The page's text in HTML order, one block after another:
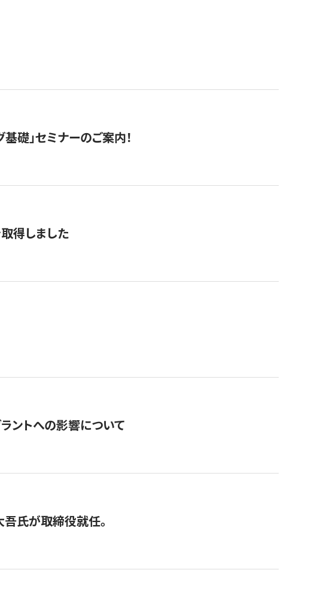
礎」セミナーのご案内！
得しました
ントへの影響について
氏が取締役就任。